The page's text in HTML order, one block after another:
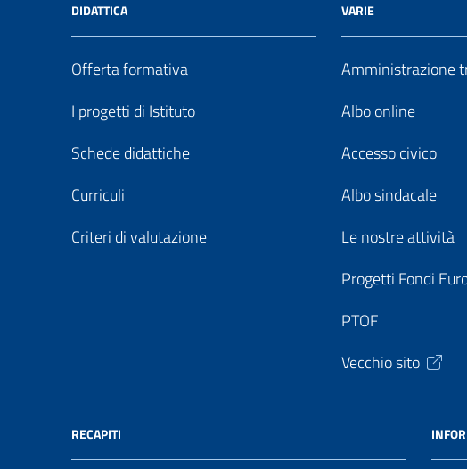
DIDATTICA
Offerta formativa
I progetti di Istituto
Schede didattiche
Curriculi
Criteri di valutazione
VARIE
Amministrazione
Albo online
Accesso civico
Albo sindacale
Le nostre attività
Progetti Fondi
PTOF
Vecchio sito
RECAPITI